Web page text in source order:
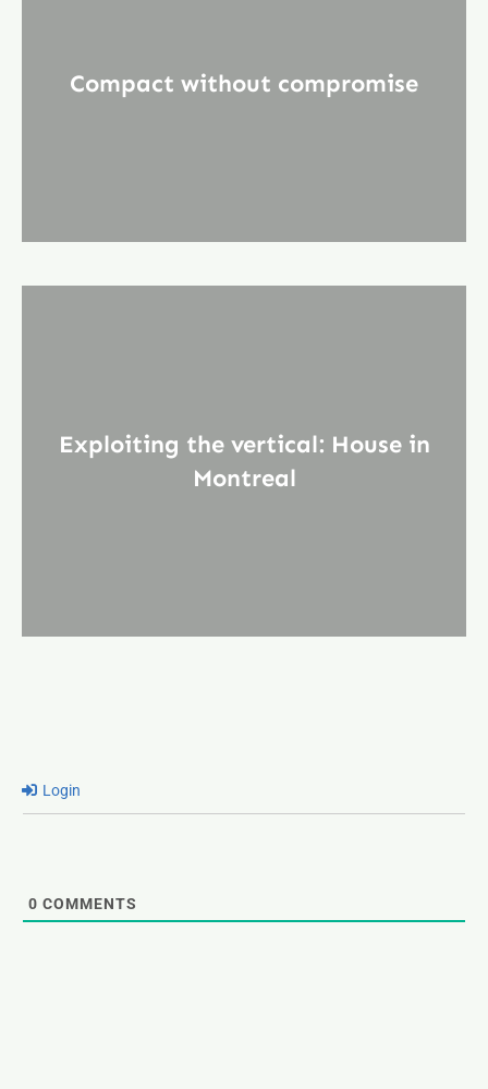
Compact without compromise
Exploiting the vertical: House in
Montreal
Login
0 COMMENTS